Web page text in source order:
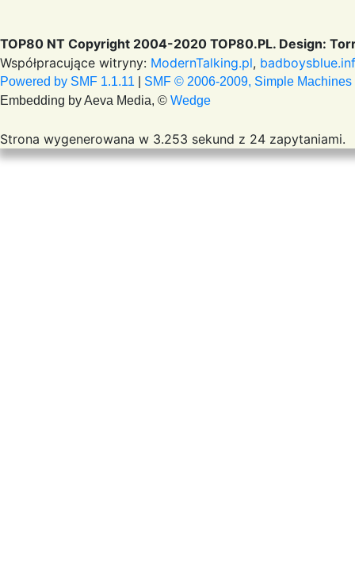
TOP80 NT Copyright 2004-2020 TOP80.PL. Design:
Współpracujące witryny: ModernTalking.pl,
Powered by SMF 1.1.11
SMF © 2006-2009, Simple Machines
Embedding by Aeva Media, © Wedge
Strona wygenerowana w 3.253 sekund z 24 zapytaniami.